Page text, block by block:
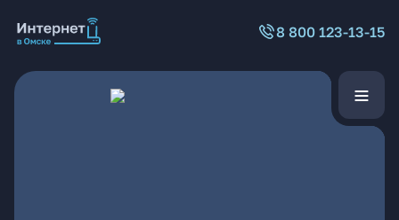
8 800 123-13-15